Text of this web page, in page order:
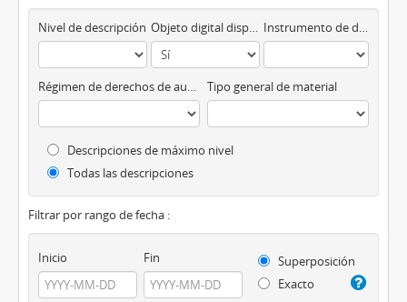
Nivel de descripción Objeto digital disponibles Instrumento de descripción
Régimen de derechos de autor Tipo general de material
Descripciones de máximo nivel
Todas las descripciones
Filtrar por rango de fecha :
Inicio Fin
Superposición
Exacto